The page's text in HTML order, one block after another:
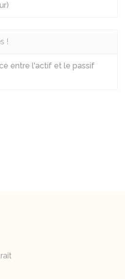
!
entre l'actif et le passif